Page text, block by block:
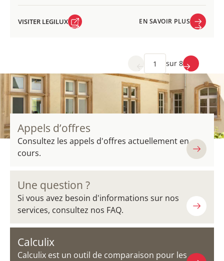
VISITER LEGILUX
EN SAVOIR PLUS
sur 8
Appels d’offres
Consultez les appels d'offres actuellement en
cours.
Une question ?
Si vous avez besoin d'informations sur nos
services, consultez nos FAQ.
Calculix
Calculix est un outil de comparaison pour les